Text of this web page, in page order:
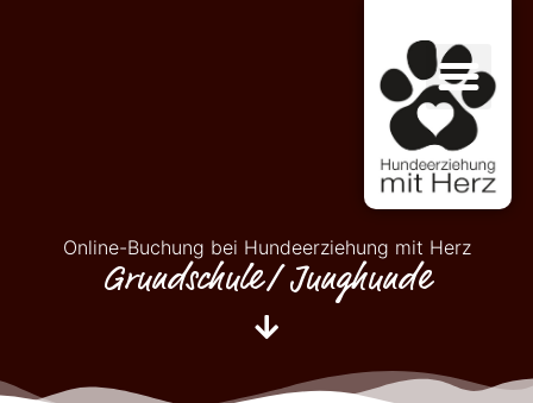
Online-Buchung bei Hundeerziehung mit Herz
Grundschule/ Junghunde